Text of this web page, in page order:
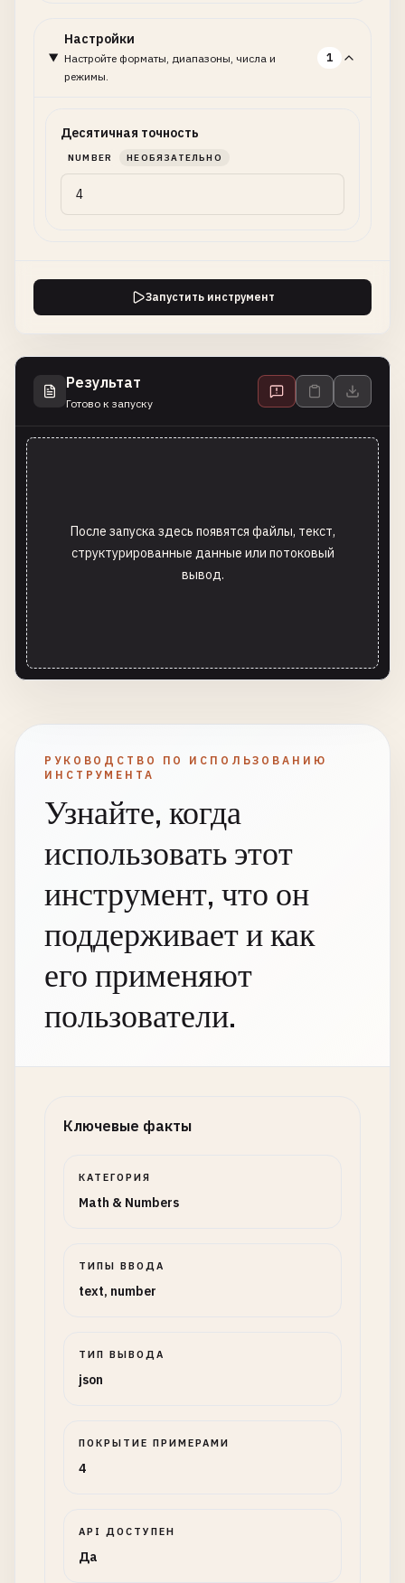
Настройки
Настройте форматы, диапазоны, числа и
режимы.
1
Десятичная точность
NUMBER НЕОБЯЗАТЕЛЬНО
Запустить инструмент
Результат
Готово к запуску
После запуска здесь появятся файлы, текст,
структурированные данные или потоковый
вывод.
РУКОВОДСТВО ПО ИСПОЛЬЗОВАНИЮ
ИНСТРУМЕНТА
Узнайте, когда
использовать этот
инструмент, что он
поддерживает и как
его применяют
пользователи.
Ключевые факты
КАТЕГОРИЯ
Math & Numbers
ТИПЫ ВВОДА
text, number
ТИП ВЫВОДА
json
ПОКРЫТИЕ ПРИМЕРАМИ
4
API ДОСТУПЕН
Да